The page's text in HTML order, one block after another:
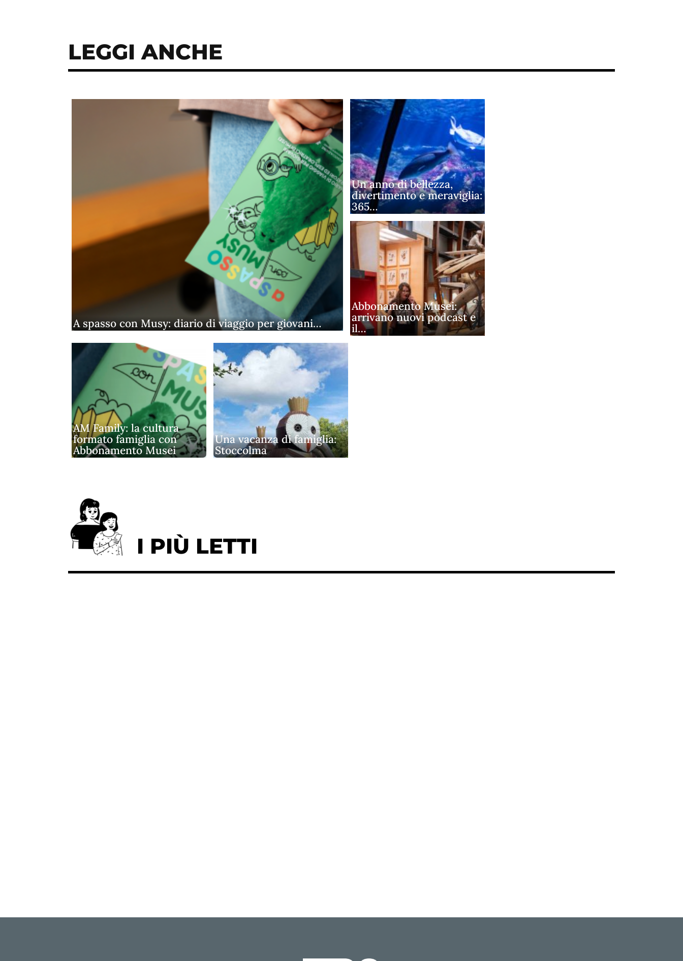
LEGGI ANCHE
A spasso con Musy: diario di viaggio per giovani…
Un anno di bellezza,
divertimento e meraviglia:
365…
Abbonamento Musei:
arrivano nuovi podcast e
il…
AM Family: la cultura
formato famiglia con
Abbonamento Musei
Una vacanza di famiglia:
Stoccolma
I PIÙ LETTI